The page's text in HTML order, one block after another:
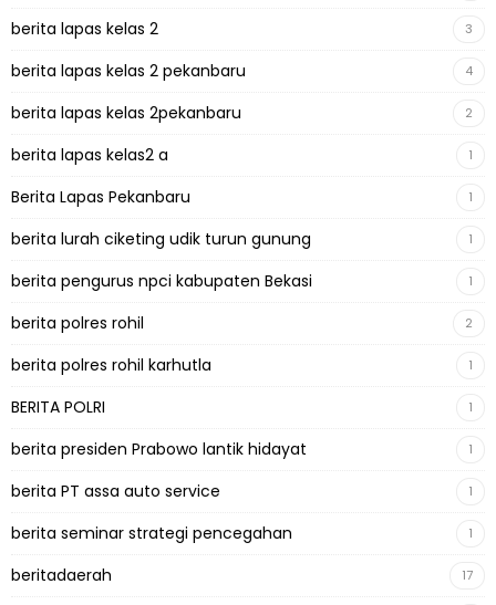
berita lapas kelas 2 3
berita lapas kelas 2 pekanbaru 4
berita lapas kelas 2pekanbaru 2
berita lapas kelas2 a 1
Berita Lapas Pekanbaru 1
berita lurah ciketing udik turun gunung 1
berita pengurus npci kabupaten Bekasi 1
berita polres rohil 2
berita polres rohil karhutla 1
BERITA POLRI 1
berita presiden Prabowo lantik hidayat 1
berita PT assa auto service 1
berita seminar strategi pencegahan 1
beritadaerah 17